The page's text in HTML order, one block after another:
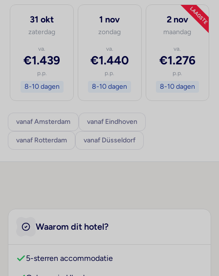
31 okt
zaterdag
va.
€1.439
p.p.
8-10 dagen
1 nov
zondag
va.
€1.440
p.p.
8-10 dagen
LAAGSTE
2 nov
maandag
va.
€1.276
p.p.
8-10 dagen
vanaf Amsterdam vanaf Eindhoven
vanaf Rotterdam vanaf Düsseldorf
Waarom dit hotel?
5-sterren accommodatie